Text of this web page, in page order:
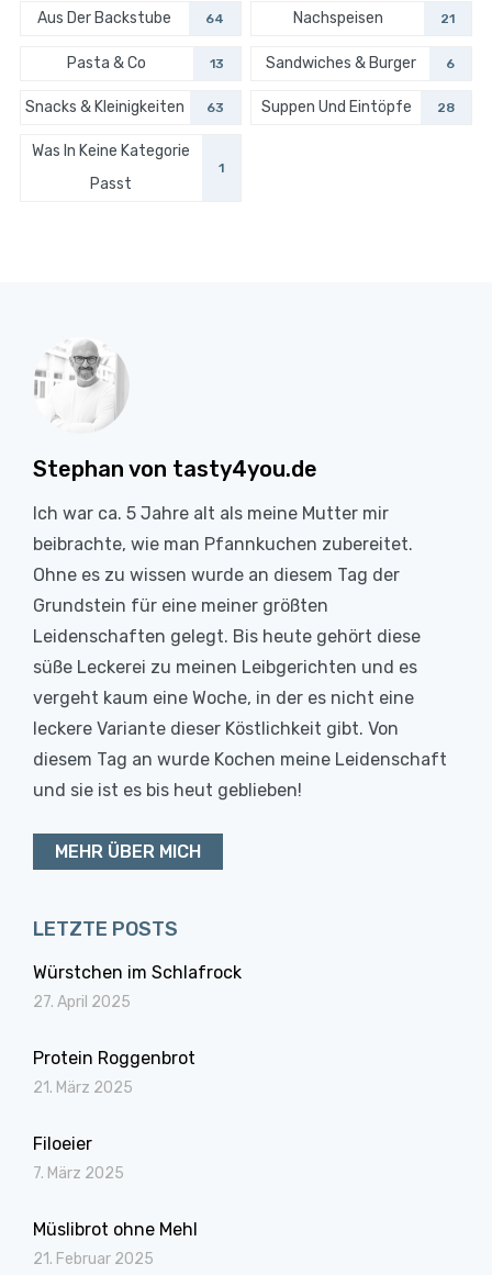
Aus Der Backstube 64 Nachspeisen 21
Pasta & Co 13 Sandwiches & Burger 6
Snacks & Kleinigkeiten 63 Suppen Und Eintöpfe 28
Was In Keine Kategorie
Passt
1
Stephan von tasty4you.de
Ich war ca. 5 Jahre alt als meine Mutter mir
beibrachte, wie man Pfannkuchen zubereitet.
Ohne es zu wissen wurde an diesem Tag der
Grundstein für eine meiner größten
Leidenschaften gelegt. Bis heute gehört diese
süße Leckerei zu meinen Leibgerichten und es
vergeht kaum eine Woche, in der es nicht eine
leckere Variante dieser Köstlichkeit gibt. Von
diesem Tag an wurde Kochen meine Leidenschaft
und sie ist es bis heut geblieben!
MEHR ÜBER MICH
LETZTE POSTS
Würstchen im Schlafrock
27. April 2025
Protein Roggenbrot
21. März 2025
Filoeier
7. März 2025
Müslibrot ohne Mehl
21. Februar 2025